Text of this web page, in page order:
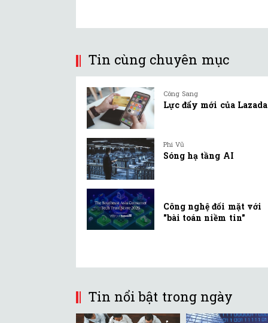
Tin cùng chuyên mục
Công Sang
Lực đẩy mới của Lazada
Phi Vũ
Sóng hạ tầng AI
Công nghệ đối mặt với
"bài toán niềm tin"
Tin nổi bật trong ngày